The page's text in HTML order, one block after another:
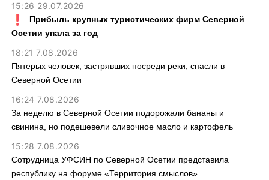
15:26 29.07.2026
Прибыль крупных туристических фирм Северной
Осетии упала за год
18:21 7.08.2026
Пятерых человек, застрявших посреди реки, спасли в
Северной Осетии
16:24 7.08.2026
За неделю в Северной Осетии подорожали бананы и
свинина, но подешевели сливочное масло и картофель
15:28 7.08.2026
Сотрудница УФСИН по Северной Осетии представила
республику на форуме «Территория смыслов»